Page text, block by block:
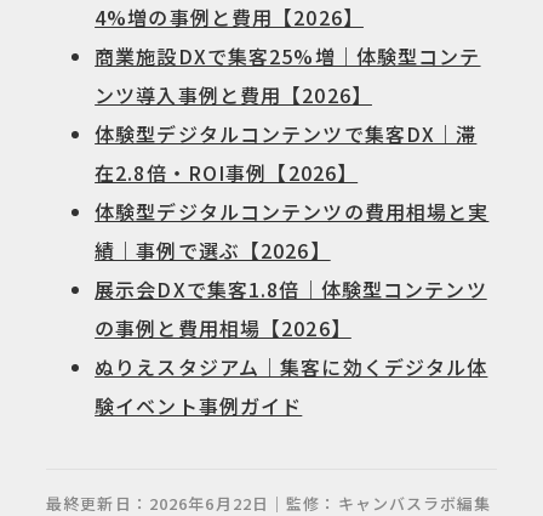
4%増の事例と費用【2026】
商業施設DXで集客25%増｜体験型コンテ
ンツ導入事例と費用【2026】
体験型デジタルコンテンツで集客DX｜滞
在2.8倍・ROI事例【2026】
体験型デジタルコンテンツの費用相場と実
績｜事例で選ぶ【2026】
展示会DXで集客1.8倍｜体験型コンテンツ
の事例と費用相場【2026】
ぬりえスタジアム｜集客に効くデジタル体
験イベント事例ガイド
最終更新日：2026年6月22日｜監修：キャンバスラボ編集